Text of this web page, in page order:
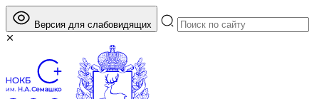
Версия для слабовидящих